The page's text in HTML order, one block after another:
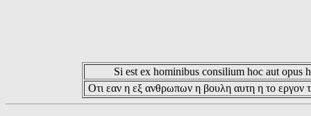
Si est ex hominibus consilium hoc aut opus
Οτι εαν η εξ ανθρωπων η βουλη αυτη η το εργον